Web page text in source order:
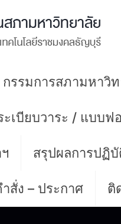
กรรมการสภามหาวิ
ะเบียบวาระ / แบบ
สรุปผลการปฏิ
สั่ง – ประกาศ ติ